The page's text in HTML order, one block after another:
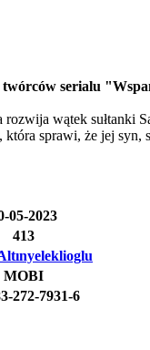
serialu
wątek sułtanki
która sprawi, że jej
05-2023
413
MOBI
272-7931-6